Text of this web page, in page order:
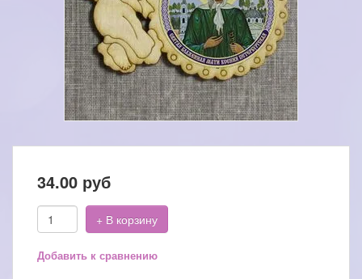
34.00 руб
+ В корзину
Добавить к сравнению